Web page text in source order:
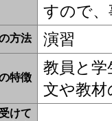
すので
方法 演習
特徴
教員と
文や教
けて